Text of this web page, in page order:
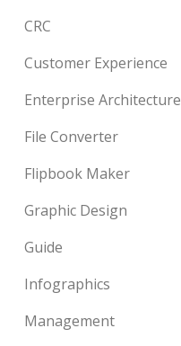
CRC
Customer Experience
Enterprise Architecture
File Converter
Flipbook Maker
Graphic Design
Guide
Infographics
Management